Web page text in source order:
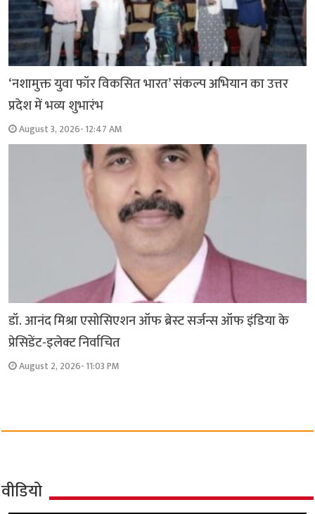
‘नशामुक्त युवा फॉर विकसित भारत’ संकल्प अभियान का उत्तर
प्रदेश में भव्य शुभारंभ
August 3, 2026- 12:47 AM
डॉ. आनंद मिश्रा एसोसिएशन ऑफ ब्रेस्ट सर्जन्स ऑफ इंडिया के
प्रेसिडेंट-इलेक्ट निर्वाचित
August 2, 2026- 11:03 PM
वीडियो